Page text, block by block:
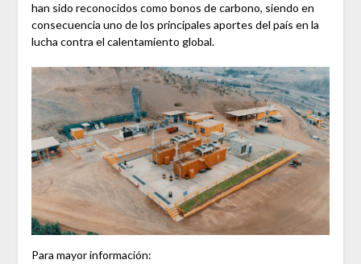
han sido reconocidos como bonos de carbono, siendo en
consecuencia uno de los principales aportes del país en la
lucha contra el calentamiento global.
Para mayor información: